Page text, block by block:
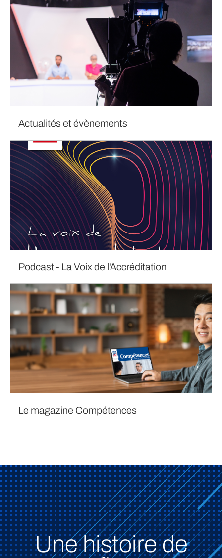
Actualités et évènements
Podcast - La Voix de l'Accréditation
Le magazine Compétences
Une histoire de